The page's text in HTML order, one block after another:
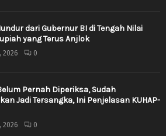
dari Gubernur BI di Tengah Nilai
yang Terus Anjlok
2026 0
Pernah Diperiksa, Sudah
Jadi Tersangka, Ini Penjelasan KUHAP-
2026 0